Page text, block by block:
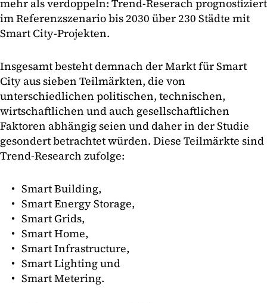
mehr als verdoppeln: Trend-Reserach prognostiziert
im Referenzszenario bis 2030 über 230 Städte mit
Smart City-Projekten.
Insgesamt besteht demnach der Markt für Smart
City aus sieben Teilmärkten, die von
unterschiedlichen politischen, technischen,
wirtschaftlichen und auch gesellschaftlichen
Faktoren abhängig seien und daher in der Studie
gesondert betrachtet würden. Diese Teilmärkte sind
Trend-Research zufolge:
Smart Building,
Smart Energy Storage,
Smart Grids,
Smart Home,
Smart Infrastructure,
Smart Lighting und
Smart Metering.